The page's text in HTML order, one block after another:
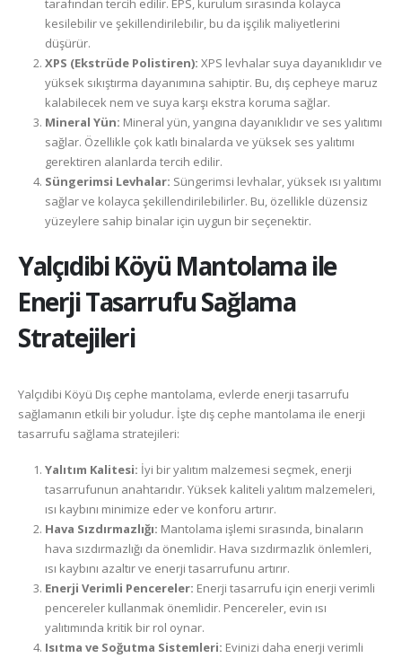
tarafından tercih edilir. EPS, kurulum sırasında kolayca
kesilebilir ve şekillendirilebilir, bu da işçilik maliyetlerini
düşürür.
XPS (Ekstrüde Polistiren): XPS levhalar suya dayanıklıdır ve
yüksek sıkıştırma dayanımına sahiptir. Bu, dış cepheye maruz
kalabilecek nem ve suya karşı ekstra koruma sağlar.
Mineral Yün: Mineral yün, yangına dayanıklıdır ve ses yalıtımı
sağlar. Özellikle çok katlı binalarda ve yüksek ses yalıtımı
gerektiren alanlarda tercih edilir.
Süngerimsi Levhalar: Süngerimsi levhalar, yüksek ısı yalıtımı
sağlar ve kolayca şekillendirilebilirler. Bu, özellikle düzensiz
yüzeylere sahip binalar için uygun bir seçenektir.
Yalçıdibi Köyü Mantolama ile
Enerji Tasarrufu Sağlama
Stratejileri
Yalçıdibi Köyü Dış cephe mantolama, evlerde enerji tasarrufu
sağlamanın etkili bir yoludur. İşte dış cephe mantolama ile enerji
tasarrufu sağlama stratejileri:
Yalıtım Kalitesi: İyi bir yalıtım malzemesi seçmek, enerji
tasarrufunun anahtarıdır. Yüksek kaliteli yalıtım malzemeleri,
ısı kaybını minimize eder ve konforu artırır.
Hava Sızdırmazlığı: Mantolama işlemi sırasında, binaların
hava sızdırmazlığı da önemlidir. Hava sızdırmazlık önlemleri,
ısı kaybını azaltır ve enerji tasarrufunu artırır.
Enerji Verimli Pencereler: Enerji tasarrufu için enerji verimli
pencereler kullanmak önemlidir. Pencereler, evin ısı
yalıtımında kritik bir rol oynar.
Isıtma ve Soğutma Sistemleri: Evinizi daha enerji verimli